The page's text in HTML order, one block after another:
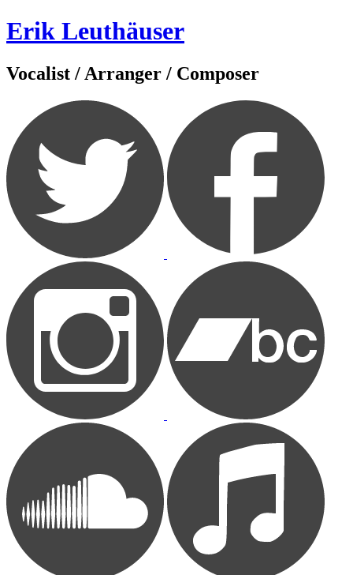
Zum
Inhalt
Erik Leuthäuser
Vocalist / Arranger / Composer